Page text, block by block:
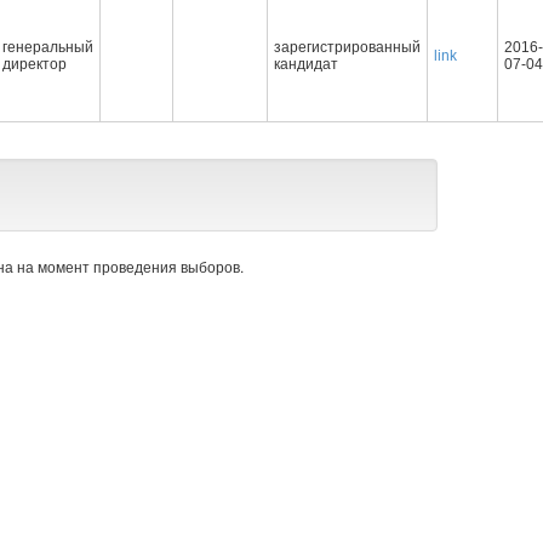
генеральный
директор
зарегистрированный
кандидат
link
2016-
07-04
на момент проведения выборов.